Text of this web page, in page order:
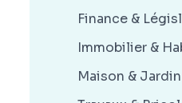
Finance &
Immobilier &
Maison & Jardin